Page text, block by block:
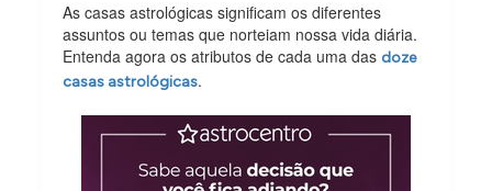
As casas astrológicas significam os diferentes
assuntos ou temas que norteiam nossa vida diária.
Entenda agora os atributos de cada uma dasdoze
casas astrológicas.